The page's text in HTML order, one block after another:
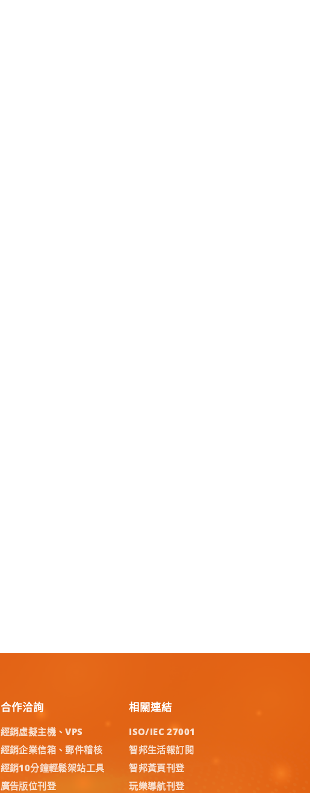
合作洽詢
經銷虛擬主機、VPS
經銷企業信箱、郵件稽核
經銷10分鐘輕鬆架站工具
廣告版位刊登
相關連結
ISO/IEC 27001
智邦生活報訂閱
智邦黃頁刊登
玩樂導航刊登